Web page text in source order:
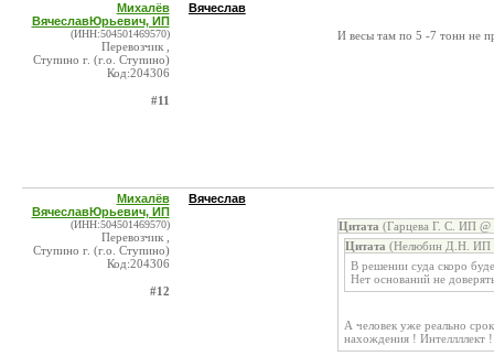
Михалёв
ВячеславЮрьевич, ИП
(ИНН:504501469570)
Перевозчик ,
Ступино г. (г.о. Ступино)
Код:204306
#11
Вячеслав
И весы там по 5 -7 тонн не
Михалёв
ВячеславЮрьевич, ИП
(ИНН:504501469570)
Перевозчик ,
Ступино г. (г.о. Ступино)
Код:204306
#12
Вячеслав
Цитата (Гарцева Г. С. ИП
Цитата (Нелюбин Д.Н. ИП
В решении суда скоро
Нет оснований не
А человек уже реально
нахождения ! Интеллллект !